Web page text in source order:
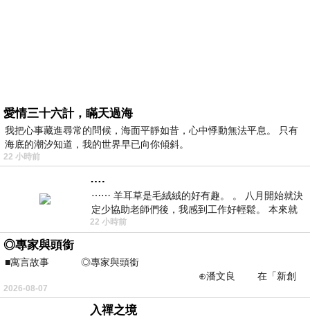
愛情三十六計，瞞天過海
我把心事藏進尋常的問候，海面平靜如昔，心中悸動無法平息。 只有
海底的潮汐知道，我的世界早已向你傾斜。
22 小時前
….
⋯⋯ 羊耳草是毛絨絨的好有趣。 。 八月開始就決
定少協助老師們後，我感到工作好輕鬆。 本來就
不是我的工作啊。 真
22 小時前
◎專家與頭銜
■寓言故事 ◎專家與頭銜
⊕潘文良 在「新創
之谷」裡——
2026-08-07
入禪之境